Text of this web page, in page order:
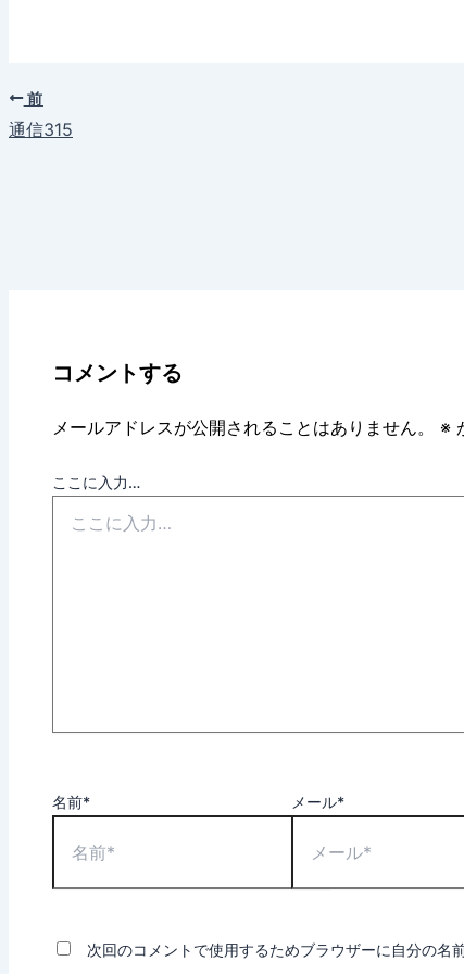
前
通信315
コメントする
メールアドレスが公開されることはありません。 ※
ここに入力…
名前* メール*
次回のコメントで使用するためブラウザーに自分の名